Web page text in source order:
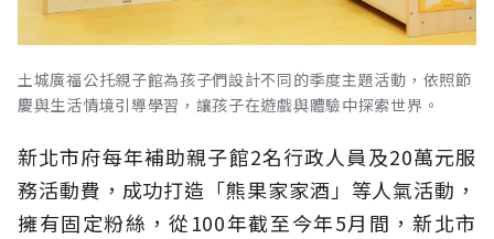
土城廣福公托親子館為孩子們設計不同的季度主題活動，依照節
慶與生活情境引導學習，讓孩子在遊戲與體驗中探索世界。
新北市府每年補助親子館2名行政人員及20萬元服
務活動費，成功打造「熊果家家酒」等人氣活動，
擁有固定粉絲，從100年截至今年5月間，新北市